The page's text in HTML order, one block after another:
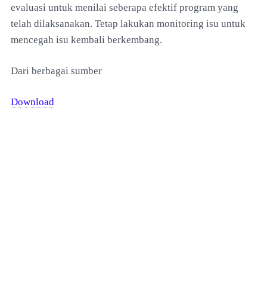
evaluasi untuk menilai seberapa efektif program yang
telah dilaksanakan. Tetap lakukan monitoring isu untuk
mencegah isu kembali berkembang.
Dari berbagai sumber
Download